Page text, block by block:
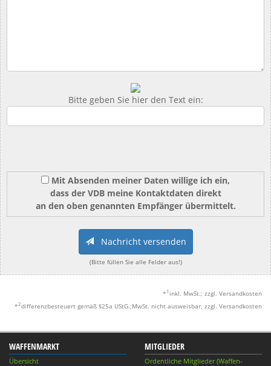
Bitte geben Sie hier den Text ein:
Mit Absenden meiner Daten willige ich ein,
dass der VDB meine Kontaktdaten direkt
an den oben genannten Empfänger übermittelt.
Nachricht versenden
(Bitte füllen Sie alle Felder aus!)
* 1 inkl. MwSt.; zzgl. Versandkosten
*2differenzbesteuert gemäß §25a UStG.;MwSt. nicht ausweisbar; zzgl. Versandkosten
WAFFENMARKT
Übersicht
MITGLIEDER
Ordentliche Mitglieder (Waffen-